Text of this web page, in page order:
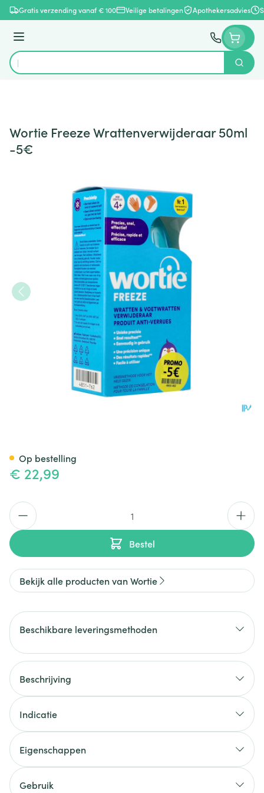
Ga naar de inhoud
Gratis verzending vanaf € 100 Veilige betalingen Apothekersadvies
Menu
Product, merk, categorie...
Zoek
Wortie Freeze Wrattenverwijderaar 50ml
-5€
€ 22,99
Aantal
Bestel
Op bestelling
Bekijk alle producten van Wortie
Beschikbare leveringsmethoden
Beschrijving
Indicatie
Eigenschappen
Gebruik